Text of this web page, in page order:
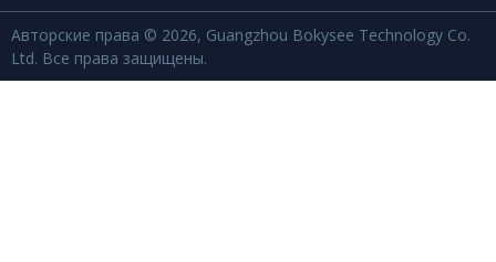
Авторские права © 2026, Guangzhou Bokysee Technology Co.
Ltd. Все права защищены.